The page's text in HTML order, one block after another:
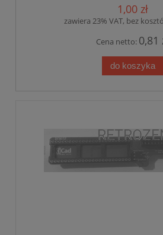
1,00 zł
zawiera 23% VAT, bez
Cena netto: 0,81
do koszyka